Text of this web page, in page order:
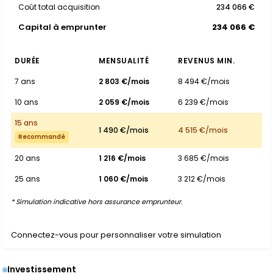
Coût total acquisition 234 066 €
Capital à emprunter 234 066 €
DURÉE MENSUALITÉ
REVENUS MIN.
7 ans
2 803 €/mois
8 494 €/mois
10 ans
2 059 €/mois
6 239 €/mois
15 ans
Recommandé
1 490 €/mois 4 515 €/mois
20 ans 1 216 €/mois
3 685 €/mois
25 ans
1 060 €/mois 3 212 €/mois
* Simulation indicative hors assurance emprunteur.
Connectez-vous pour personnaliser votre simulation
Investissement